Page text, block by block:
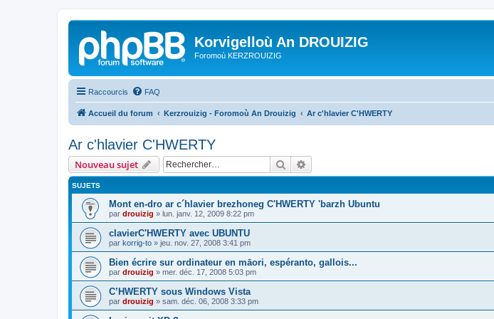
Korvigelloù An DROUIZIG
Foromoù KERZROUIZIG
Raccourcis FAQ
Accueil du forum Kerzrouizig - Foromoù An Drouizig Ar c'hlavier C'HWERTY
Ar c'hlavier C'HWERTY
Nouveau sujet Rechercher
SUJETS
Mont en-dro ar c´hlavier brezhoneg C'HWERTY 'barzh Ubuntu
par drouizig » lun. janv. 12, 2009 8:22 pm
clavierC'HWERTY avec UBUNTU
par korrig-to » jeu. nov. 27, 2008 3:41 pm
Bien écrire sur ordinateur en māori, espéranto, gallois...
par drouizig » mer. déc. 17, 2008 5:03 pm
C’HWERTY sous Windows Vista
par drouizig » sam. déc. 06, 2008 3:33 pm